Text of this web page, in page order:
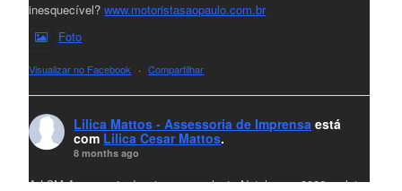
inesquecível?www.motoristasaopaulo.com.br
Foto
Visualizar no Facebook · Compartilhar
Lilica Mattos - Assessoria de Imprensa está
com Lilica Cesar Mattos.
8 months ago
A LCM Assessoria deseja um excelente Natal e um 2026 repleto